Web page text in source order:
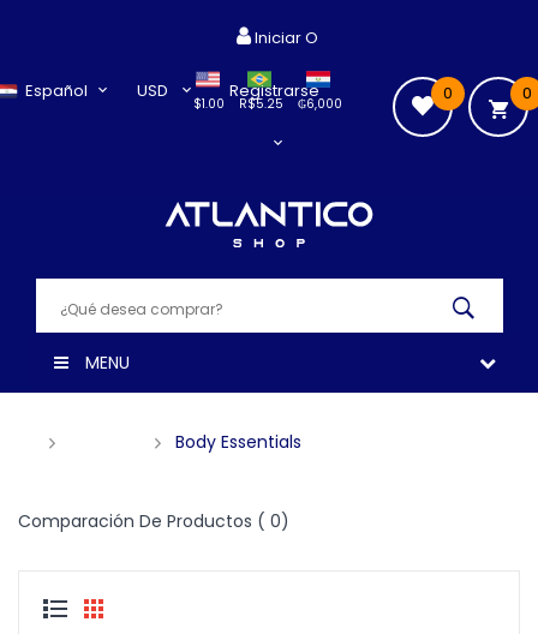
Español USD
$1.00 ₲6,000
R$5.25
Iniciar O
Registrarse 0
0
MENU
Body Essentials
Comparación De Productos ( 0)